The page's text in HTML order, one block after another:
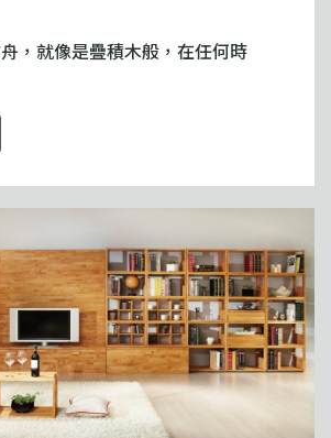
，就像是疊積木般，在任何時